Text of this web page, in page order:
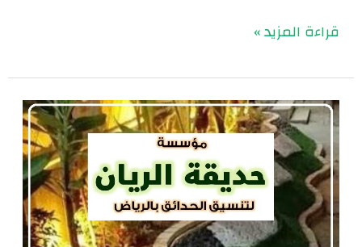
قراءة المزيد »
تنسيق
حدائق
منزلية
بالرياض
|
0560048269